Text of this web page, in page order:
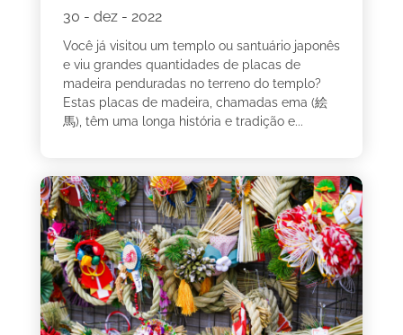
30 - dez - 2022
Você já visitou um templo ou santuário japonês
e viu grandes quantidades de placas de
madeira penduradas no terreno do templo?
Estas placas de madeira, chamadas ema (絵
馬), têm uma longa história e tradição e...